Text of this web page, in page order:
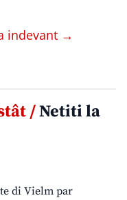
indevant →
/Netiti la
di Vielm par